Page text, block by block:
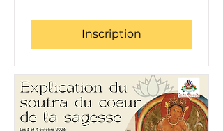
Inscription